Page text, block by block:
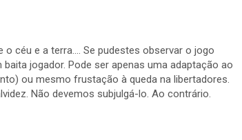
céu e a terra…. Se pudestes observar o jogo
jogador. Pode ser apenas uma adaptação ao
ou mesmo frustação à queda na libertadores.
Não devemos subjulgá-lo. Ao contrário.